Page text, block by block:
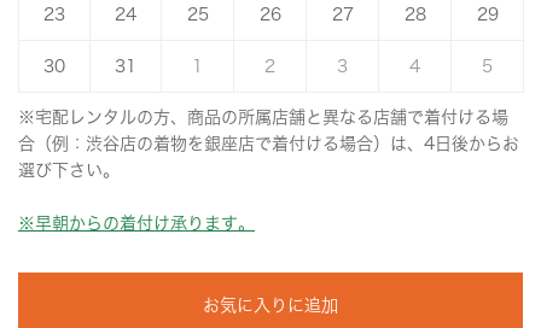
23 24 25 26 27 28 29
30 31 1 2 3 4 5
※宅配レンタルの方、商品の所属店舗と異なる店舗で着付ける場
合（例：渋谷店の着物を銀座店で着付ける場合）は、4日後からお
選び下さい。
※早朝からの着付け承ります。
お気に入りに追加